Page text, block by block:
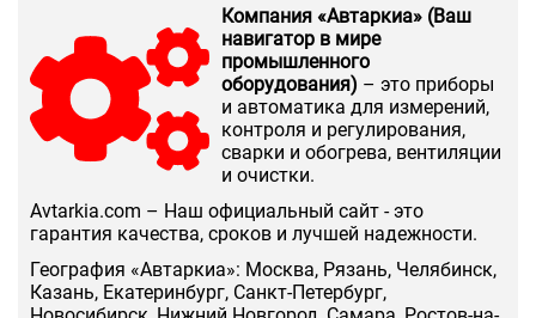
Компания «Автаркиа» (Ваш
навигатор в мире
промышленного
оборудования) – это приборы
и автоматика для измерений,
контроля и регулирования,
сварки и обогрева, вентиляции
и очистки.
Аvtarkia.com – Наш официальный сайт - это
гарантия качества, сроков и лучшей надежности.
География «Автаркиа»: Москва, Рязань, Челябинск,
Казань, Екатеринбург, Санкт-Петербург,